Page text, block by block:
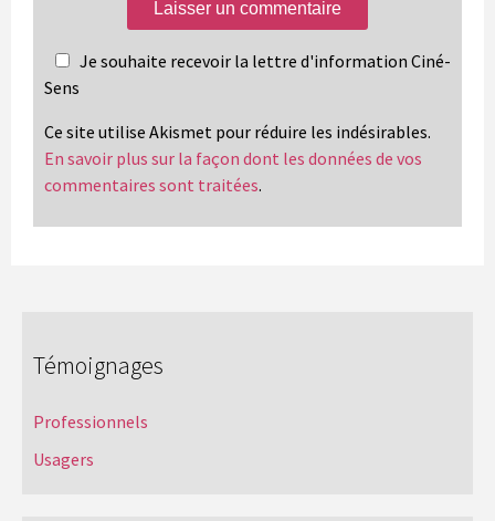
Je souhaite recevoir la lettre d'information Ciné-
Sens
Ce site utilise Akismet pour réduire les indésirables.
En savoir plus sur la façon dont les données de vos
commentaires sont traitées.
Témoignages
Professionnels
Usagers